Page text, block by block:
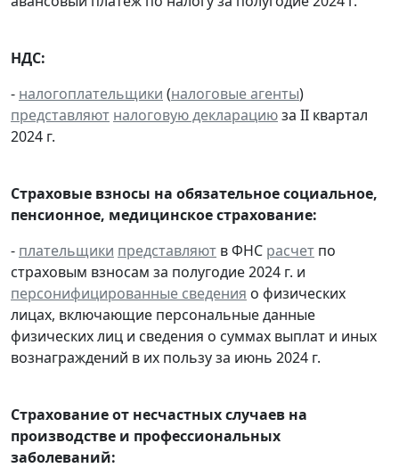
НДС:
- налогоплательщики (налоговые агенты)
представляют налоговую декларациюза II квартал
2024 г.
Страховые взносы на обязательное социальное,
пенсионное, медицинское страхование:
- плательщики представляют в ФНС расчет по
страховым взносам за полугодие 2024 г. и
персонифицированные сведения о физических
лицах, включающие персональные данные
физических лиц и сведения о суммах выплат и иных
вознаграждений в их пользу за июнь 2024 г.
Страхование от несчастных случаев на
производстве и профессиональных
заболеваний: